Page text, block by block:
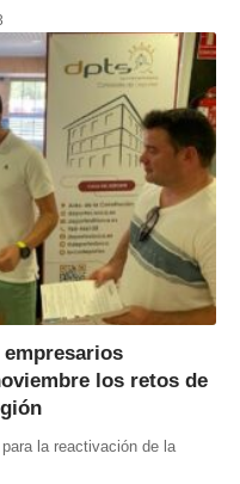
los retos de
la reactivación de la